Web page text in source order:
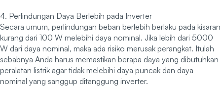
4. Perlindungan Daya Berlebih pada Inverter
Secara umum, perlindungan beban berlebih berlaku pada kisaran
kurang dari 100 W melebihi daya nominal. Jika lebih dari 5000
W dari daya nominal, maka ada risiko merusak perangkat. Itulah
sebabnya Anda harus memastikan berapa daya yang dibutuhkan
peralatan listrik agar tidak melebihi daya puncak dan daya
nominal yang sanggup ditanggung inverter.